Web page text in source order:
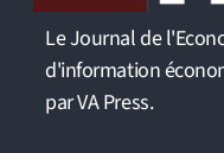
Le Journal de
d'information
par VA Press.